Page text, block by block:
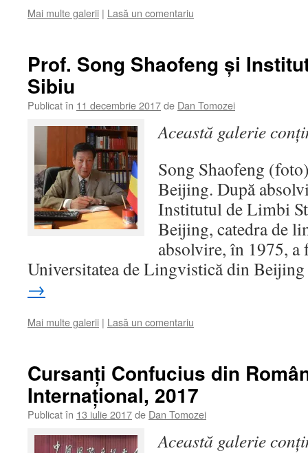
Mai multe galerii | Lasă un comentariu
Prof. Song Shaofeng și
Sibiu
Publicat în 11 decembrie 2017de Dan Tomozei
Această galerie
Song Shaofeng
Beijing. După
Institutul de Limbi
Beijing, catedra de
absolvire, în 1975, a
Universitatea de Lingvistică din
→
Mai multe galerii | Lasă un comentariu
Cursanţi Confucius din
Internaţional, 2017
Publicat în 13 iulie 2017de Dan Tomozei
Această galerie